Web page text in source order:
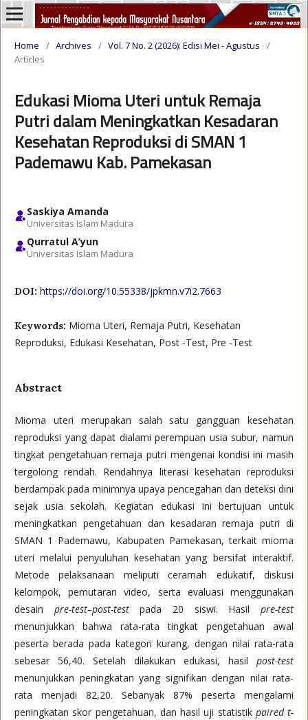
Home / Archives / Vol. 7 No. 2 (2026): Edisi Mei - Agustus
/
Articles
Edukasi Mioma Uteri untuk Remaja
Putri dalam Meningkatkan Kesadaran
Kesehatan Reproduksi di SMAN 1
Pademawu Kab. Pamekasan
Saskiya Amanda
Universitas Islam Madura
Qurratul A’yun
Universitas Islam Madura
DOI: https://doi.org/10.55338/jpkmn.v7i2.7663
Keywords: Mioma Uteri, Remaja Putri, Kesehatan
Reproduksi, Edukasi Kesehatan, Post -Test, Pre -Test
Abstract
Mioma uteri merupakan salah satu gangguan kesehatan
reproduksi yang dapat dialami perempuan usia subur, namun
tingkat pengetahuan remaja putri mengenai kondisi ini masih
tergolong rendah. Rendahnya literasi kesehatan reproduksi
berdampak pada minimnya upaya pencegahan dan deteksi dini
sejak usia sekolah. Kegiatan edukasi ini bertujuan untuk
meningkatkan pengetahuan dan kesadaran remaja putri di
SMAN 1 Pademawu, Kabupaten Pamekasan, terkait mioma
uteri melalui penyuluhan kesehatan yang bersifat interaktif.
Metode pelaksanaan meliputi ceramah edukatif, diskusi
kelompok, pemutaran video, serta evaluasi menggunakan
desain pre-test–post-testpada 20 siswi. Hasilpre-test
menunjukkan bahwa rata-rata tingkat pengetahuan awal
peserta berada pada kategori kurang, dengan nilai rata-rata
sebesar 56,40. Setelah dilakukan edukasi, hasil post-test
menunjukkan peningkatan yang signifikan dengan nilai rata-
rata menjadi 82,20. Sebanyak 87% peserta mengalami
peningkatan skor pengetahuan, dan hasil uji statistik paired t-